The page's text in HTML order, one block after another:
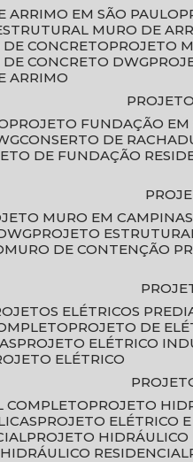
ARRIMO EM SÃO PAULO
MURO DE
DE CONCRETO
PROJETO
DE CONCRETO DWG
ARRIMO
PROJETO FUNDAÇÃO
CONSERTO DE
DE FUNDAÇÃO
MURO EM CAMPINAS
PROJETO
MURO DE CONTENÇÃO
ELÉTRICOS
PROJETO DE
PROJETO ELÉTRICO
ELÉTRICO
COMPLETO
PROJETO
PROJETO ELÉTRICO
PROJETO
HIDRÁULICO RESIDENCIAL